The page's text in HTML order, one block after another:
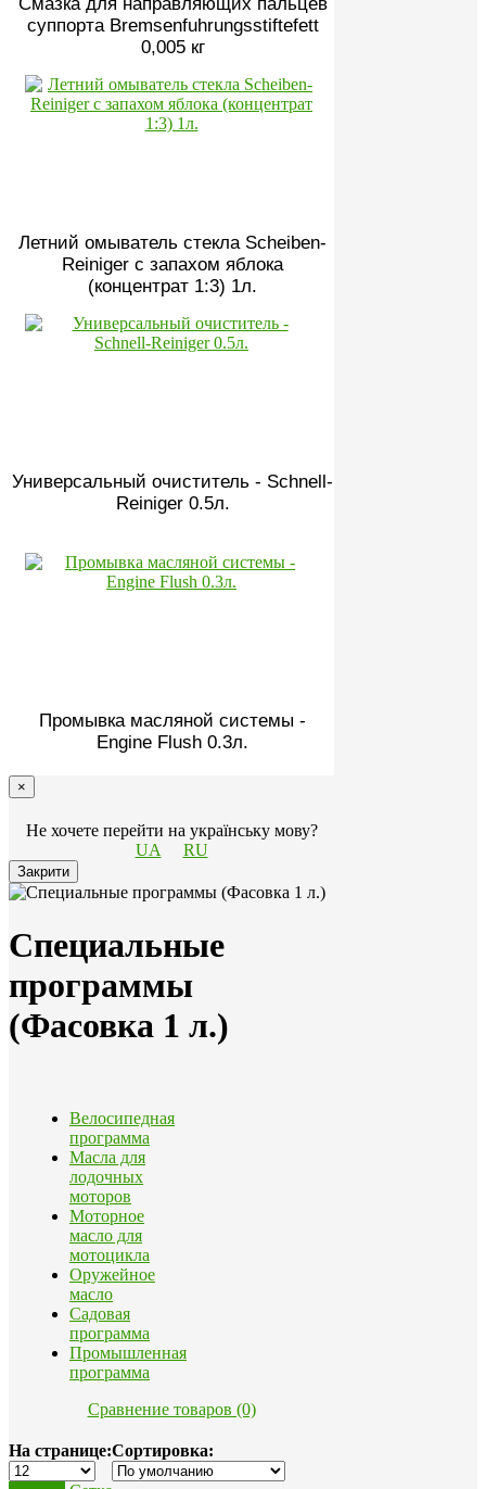
суппорта Bremsenfuhrungsstiftefett
0,005 кг
Летний омыватель стекла Scheiben-
Reiniger с запахом яблока
(концентрат 1:3) 1л.
Универсальный очиститель - Schnell-
Reiniger 0.5л.
Промывка масляной системы -
Engine Flush 0.3л.
×
Не хочете перейти на українську мову?
UA
RU
Закрити
Специальные
программы
(Фасовка 1 л.)
Велосипедная
программа
Масла для
лодочных
моторов
Моторное
масло для
мотоцикла
Оружейное
масло
Садовая
программа
Промышленная
программа
Сравнение товаров (0)
На странице:Сортировка: